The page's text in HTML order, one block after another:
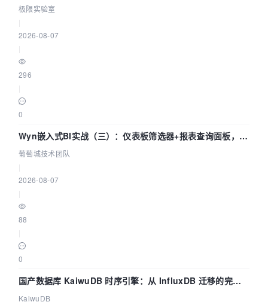
极限实验室
2026-08-07
296
0
Wyn嵌入式BI实战（三）：仪表板筛选器+报表查询面板，参
数联动全闭环
葡萄城技术团队
2026-08-07
88
0
国产数据库 KaiwuDB 时序引擎：从 InfluxDB 迁移的完整
技术路径
KaiwuDB